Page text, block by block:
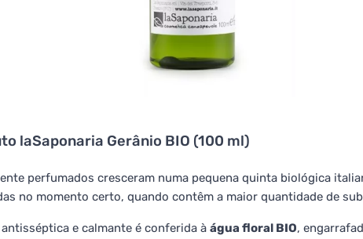
laSaponaria Gerânio BIO (100 ml)
perfumados cresceram numa pequena quinta biológica
no momento certo, quando contêm a maior quantidade de
e calmante é conferida à água floral BIO,